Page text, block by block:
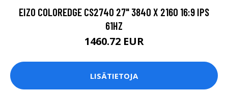
EIZO COLOREDGE CS2740 27" 3840 X 2160 16:9 IPS
61HZ
1460.72 EUR
LISÄTIETOJA